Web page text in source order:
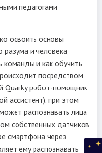
педагогами
освоить основы
разума и человека,
команды и как обучить
посредством
Quarky робот-помощник
ассистент). при этом
распознавать лица
собственных датчиков
смартфона через
ему распознавать